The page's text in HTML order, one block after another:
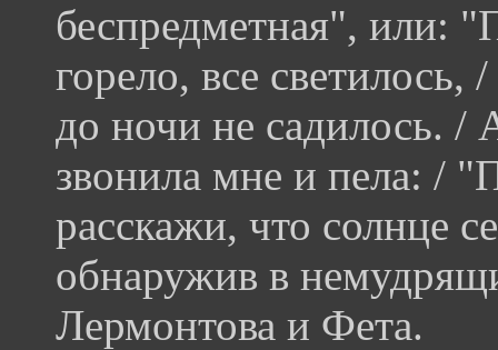
беспредметная", или:
горело, все светилось,
до ночи не садилось. /
звонила мне и пела: /
расскажи, что солнце
обнаружив в
Лермонтова и Фета.